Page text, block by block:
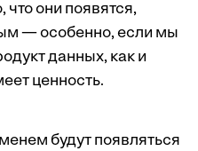
они появятся,
— особенно, если мы
данных, как и
ценность.
будут появляться